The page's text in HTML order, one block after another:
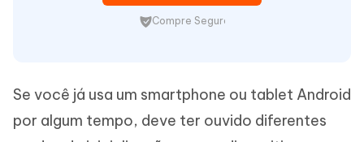
Compre Seguro
Se você já usa um smartphone ou tablet Android
por algum tempo, deve ter ouvido diferentes